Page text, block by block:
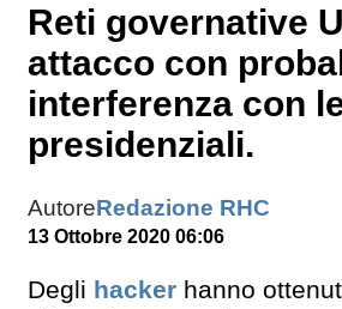
Reti governative
attacco con
interferenza con
presidenziali.
AutoreRedazione RHC
13 Ottobre 2020 06:06
Degli hacker hanno